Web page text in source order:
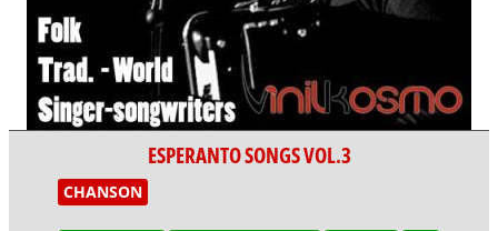
ESPERANTO SONGS VOL.3
CHANSON